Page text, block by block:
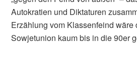
Autokratien und Diktaturen
Erzählung vom Klassenfeind wäre
Sowjetunion kaum bis in die 90er